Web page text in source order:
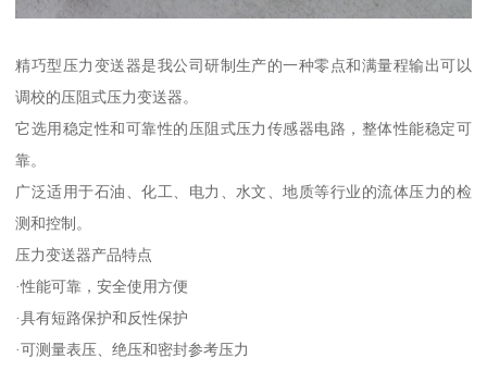
精巧型压力变送器是我公司研制生产的一种零点和满量程输出可以
调校的压阻式压力变送器。
它选用稳定性和可靠性的压阻式压力传感器电路，整体性能稳定可
靠。
广泛适用于石油、化工、电力、水文、地质等行业的流体压力的检
测和控制。
压力变送器产品特点
·性能可靠，安全使用方便
·具有短路保护和反性保护
·可测量表压、绝压和密封参考压力